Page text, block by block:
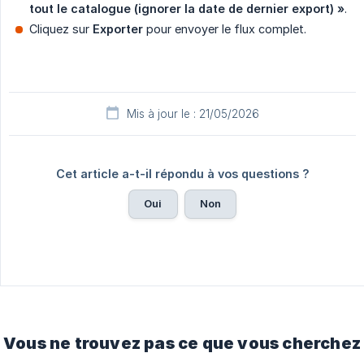
tout le catalogue (ignorer la date de dernier export) ».
Cliquez sur Exporter pour envoyer le flux complet.
Mis à jour le : 21/05/2026
Cet article a-t-il répondu à vos questions ?
Oui Non
Vous ne trouvez pas ce que vous cherchez